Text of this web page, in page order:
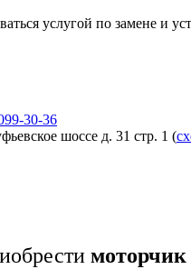
услугой по замене и
30-36
шоссе д. 31 стр. 1 (
моторчик